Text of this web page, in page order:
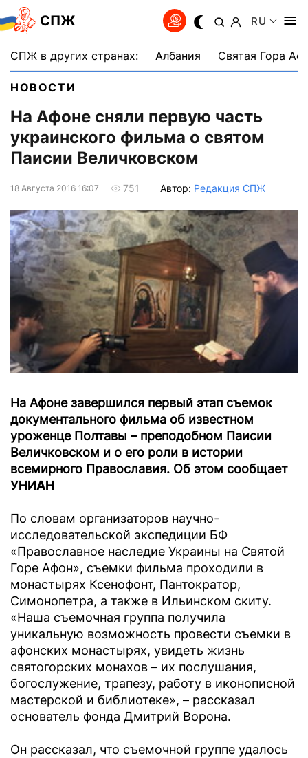
СПЖ RU
СПЖ в других странах: Албания Святая Гора
НОВОСТИ
На Афоне сняли первую часть
украинского фильма о святом
Паисии Величковском
18 Августа 2016 16:07 751 Автор: Редакция СПЖ
На Афоне завершился первый этап съемок
документального фильма об известном
уроженце Полтавы – преподобном Паисии
Величковском и о его роли в истории
всемирного Православия. Об этом сообщает
УНИАН
По словам организаторов научно-
исследовательской экспедиции БФ
«Православное наследие Украины на Святой
Горе Афон», съемки фильма проходили в
монастырях Ксенофонт, Пантократор,
Симонопетра, а также в Ильинском скиту.
«Наша съемочная группа получила
уникальную возможность провести съемки в
афонских монастырях, увидеть жизнь
святогорских монахов – их послушания,
богослужение, трапезу, работу в иконописной
мастерской и библиотеке», – рассказал
основатель фонда Дмитрий Ворона.
Он рассказал, что съемочной группе удалось